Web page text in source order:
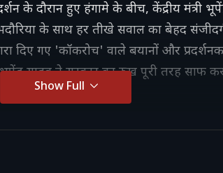
के दौरान हुए हंगामे के बीच, केंद्रीय मंत्री
भदौरिया के साथ हर तीखे सवाल का बेहद
दिए गए 'कॉकरोच' वाले बयानों और
यादव ने सरकार का रुख पूरी तरह साफ
Show Full